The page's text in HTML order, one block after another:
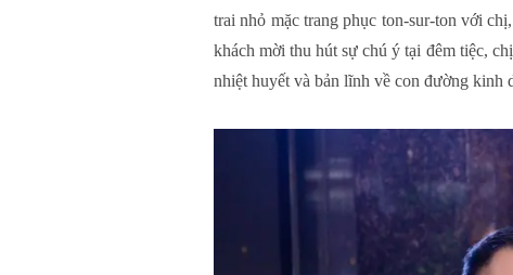
trai nhỏ mặc trang phục ton-sur-ton với
khách mời thu hút sự chú ý tại đêm tiệc,
nhiệt huyết và bản lĩnh về con đường kinh